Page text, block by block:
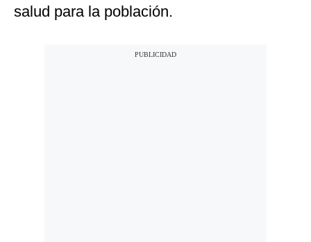
salud para la población.